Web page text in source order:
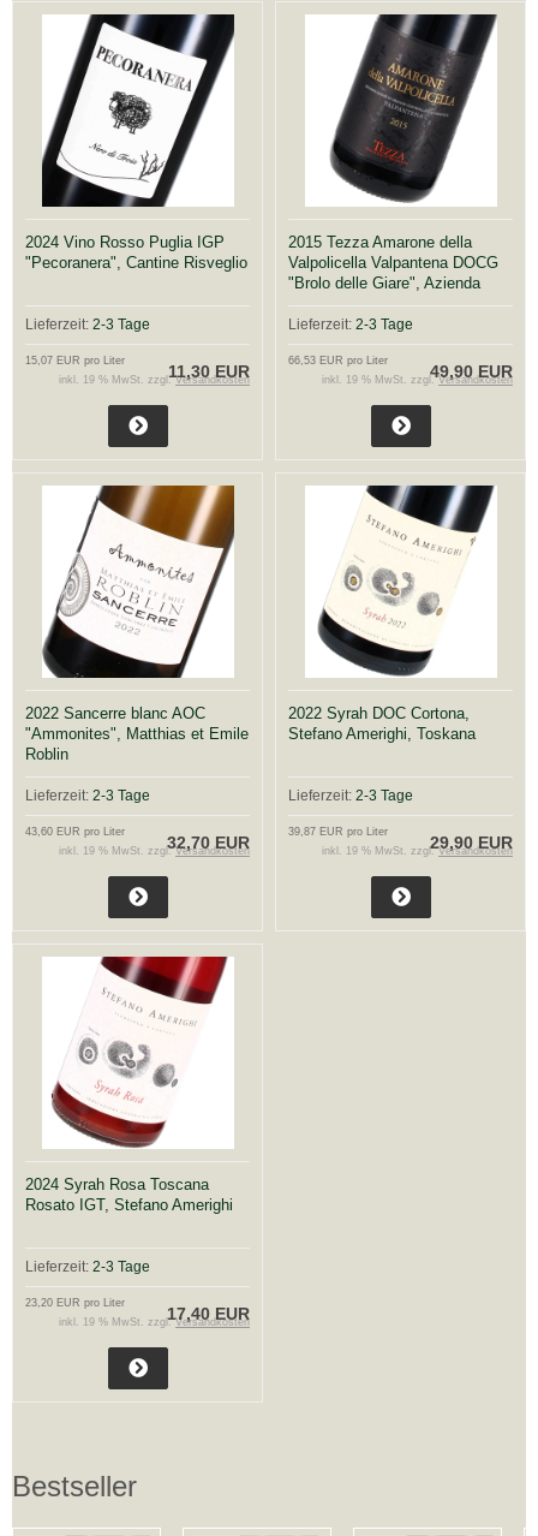
2024 Vino Rosso Puglia IGP
"Pecoranera", Cantine Risveglio
Lieferzeit: 2-3 Tage
11,30 EUR
15,07 EUR pro Liter
inkl. 19 % MwSt. zzgl.Versandkosten
2015 Tezza Amarone della
Valpolicella Valpantena DOCG
"Brolo delle Giare", Azienda
Agricola Tezza
Lieferzeit: 2-3 Tage
49,90 EUR
66,53 EUR pro Liter
inkl. 19 % MwSt. zzgl.Versandkosten
2022 Sancerre blanc AOC
"Ammonites", Matthias et Emile
Roblin
Lieferzeit: 2-3 Tage
32,70 EUR
43,60 EUR pro Liter
inkl. 19 % MwSt. zzgl.Versandkosten
2022 Syrah DOC Cortona,
Stefano Amerighi, Toskana
Lieferzeit: 2-3 Tage
29,90 EUR
39,87 EUR pro Liter
inkl. 19 % MwSt. zzgl.Versandkosten
2024 Syrah Rosa Toscana
Rosato IGT, Stefano Amerighi
Lieferzeit: 2-3 Tage
17,40 EUR
23,20 EUR pro Liter
inkl. 19 % MwSt. zzgl.Versandkosten
Bestseller